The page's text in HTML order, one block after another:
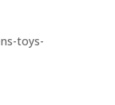
toys-